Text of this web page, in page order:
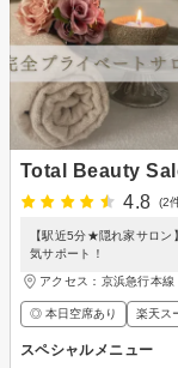
Total Beauty
4.8
(2
【駅近5分★隠れ家サロ
気サポート！
アクセス：京浜急行本
◎ 本日空席あり 楽天ス
スペシャルメニュー